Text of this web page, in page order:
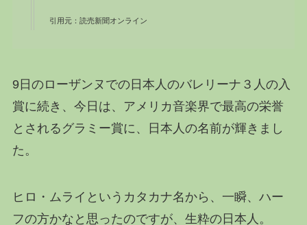
引用元：読売新聞オンライン
9日のローザンヌでの日本人のバレリーナ３人の入
賞に続き、今日は、アメリカ音楽界で最高の栄誉
とされるグラミー賞に、日本人の名前が輝きまし
た。
ヒロ・ムライというカタカナ名から、一瞬、ハー
フの方かなと思ったのですが、生粋の日本人。